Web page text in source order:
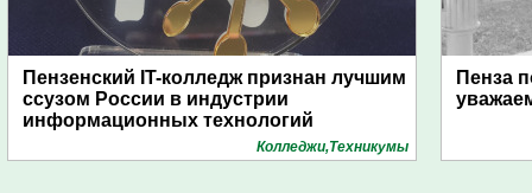
Пензенский IT-колледж признан лучшим
ссузом России в индустрии
информационных технологий
Колледжи,Техникумы
Пенза